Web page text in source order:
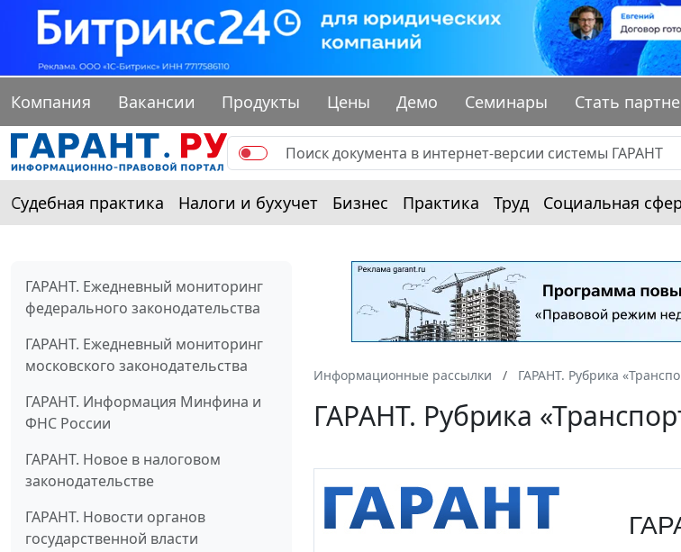
Компания Вакансии Продукты Цены Демо Семинары Стать
Судебная практика Налоги и бухучет Бизнес Практика Труд Социальная
ГАРАНТ. Ежедневный мониторинг
федерального законодательства
ГАРАНТ. Ежедневный мониторинг
московского законодательства
ГАРАНТ. Информация Минфина и
ФНС России
ГАРАНТ. Новое в налоговом
законодательстве
ГАРАНТ. Новости органов
государственной власти
Информационные рассылки ГАРАНТ. Рубрика
ГАРАНТ. Рубрика